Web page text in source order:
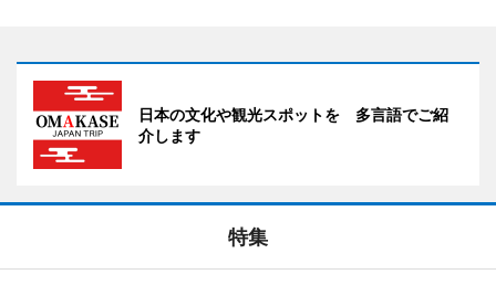
日本の文化や観光スポットを 多言語でご紹
介します
特集